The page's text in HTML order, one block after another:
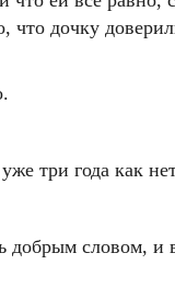
что дочку
три года как
добрым словом,